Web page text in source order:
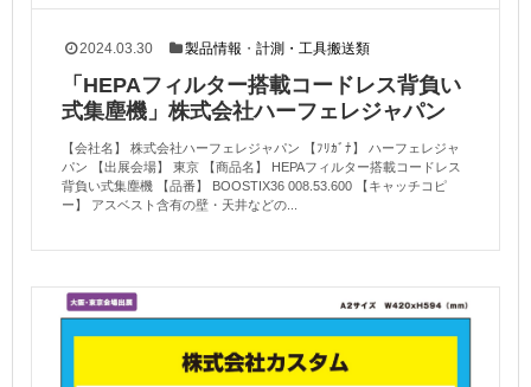
2024.03.30 製品情報 ・計測・工具搬送類
「HEPAフィルター搭載コードレス背負い
式集塵機」株式会社ハーフェレジャパン
【会社名】 株式会社ハーフェレジャパン 【ﾌﾘｶﾞﾅ】 ハーフェレジャ
パン 【出展会場】 東京 【商品名】 HEPAフィルター搭載コードレス
背負い式集塵機 【品番】 BOOSTIX36 008.53.600 【キャッチコピ
ー】 アスベスト含有の壁・天井などの...